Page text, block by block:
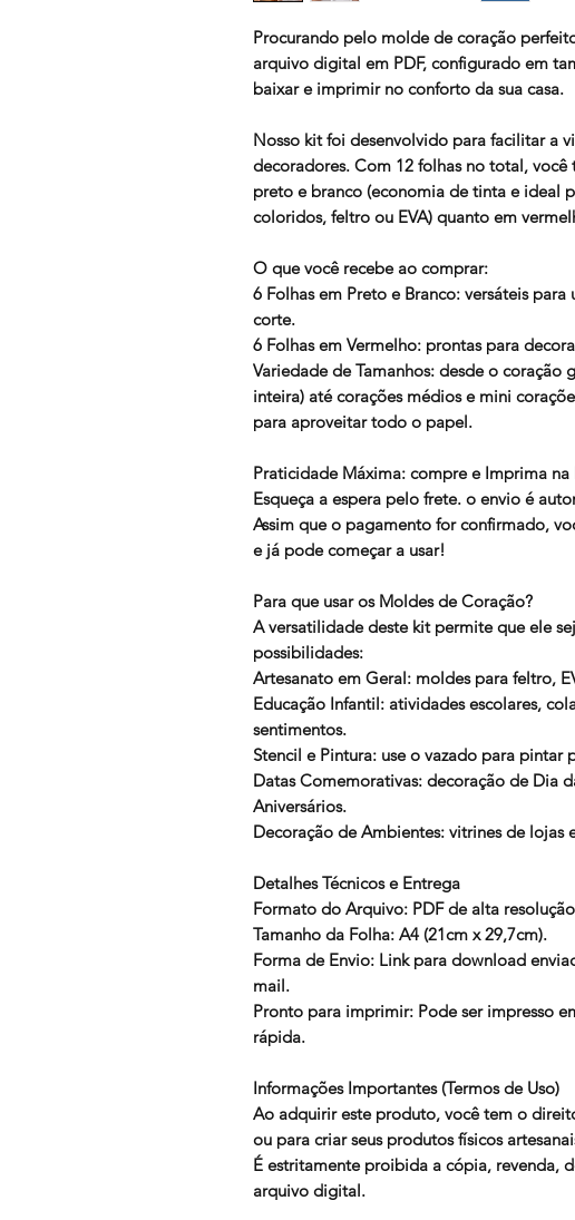
Procurando pelo molde de coração
arquivo digital em PDF, configurado em
baixar e imprimir no conforto da sua casa.
Nosso kit foi desenvolvido para facilitar a
decoradores. Com 12 folhas no total,
preto e branco (economia de tinta e ideal
coloridos, feltro ou EVA) quanto em
O que você recebe ao comprar:
6 Folhas em Preto e Branco: versáteis
corte.
6 Folhas em Vermelho: prontas para
Variedade de Tamanhos: desde o coração
inteira) até corações médios e mini
para aproveitar todo o papel.
Praticidade Máxima: compre e Imprima na
Esqueça a espera pelo frete. o envio é
Assim que o pagamento for confirmado,
e já pode começar a usar!
Para que usar os Moldes de Coração?
A versatilidade deste kit permite que ele
possibilidades:
Artesanato em Geral: moldes para feltro,
Educação Infantil: atividades escolares,
sentimentos.
Stencil e Pintura: use o vazado para pintar
Datas Comemorativas: decoração de Dia
Aniversários.
Decoração de Ambientes: vitrines de lojas
Detalhes Técnicos e Entrega
Formato do Arquivo: PDF de alta
Tamanho da Folha: A4 (21cm x 29,7cm).
Forma de Envio: Link para download
mail.
Pronto para imprimir: Pode ser impresso
rápida.
Informações Importantes (Termos de Uso)
Ao adquirir este produto, você tem o
ou para criar seus produtos físicos
É estritamente proibida a cópia, revenda,
arquivo digital.